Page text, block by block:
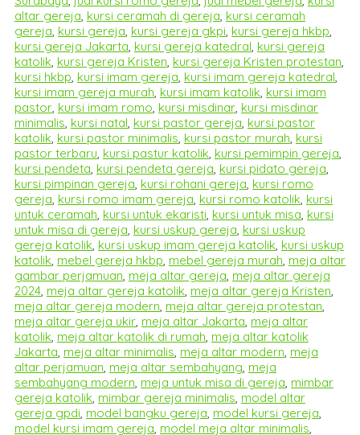
altar gereja, kursi ceramah di gereja, kursi ceramah
gereja, kursi gereja, kursi gereja gkpi, kursi gereja hkbp,
kursi gereja Jakarta, kursi gereja katedral, kursi gereja
katolik, kursi gereja Kristen, kursi gereja Kristen protestan,
kursi hkbp, kursi imam gereja, kursi imam gereja katedral,
kursi imam gereja murah, kursi imam katolik, kursi imam
pastor, kursi imam romo, kursi misdinar, kursi misdinar
minimalis, kursi natal, kursi pastor gereja, kursi pastor
katolik, kursi pastor minimalis, kursi pastor murah, kursi
pastor terbaru, kursi pastur katolik, kursi pemimpin gereja,
kursi pendeta, kursi pendeta gereja, kursi pidato gereja,
kursi pimpinan gereja, kursi rohani gereja, kursi romo
gereja, kursi romo imam gereja, kursi romo katolik, kursi
untuk ceramah, kursi untuk ekaristi, kursi untuk misa, kursi
untuk misa di gereja, kursi uskup gereja, kursi uskup
gereja katolik, kursi uskup imam gereja katolik, kursi uskup
katolik, mebel gereja hkbp, mebel gereja murah, meja altar
gambar perjamuan, meja altar gereja, meja altar gereja
2024, meja altar gereja katolik, meja altar gereja Kristen,
meja altar gereja modern, meja altar gereja protestan,
meja altar gereja ukir, meja altar Jakarta, meja altar
katolik, meja altar katolik di rumah, meja altar katolik
Jakarta, meja altar minimalis, meja altar modern, meja
altar perjamuan, meja altar sembahyang, meja
sembahyang modern, meja untuk misa di gereja, mimbar
gereja katolik, mimbar gereja minimalis, model altar
gereja gpdi, model bangku gereja, model kursi gereja,
model kursi imam gereja, model meja altar minimalis,